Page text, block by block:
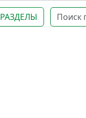
РАЗДЕЛЫ